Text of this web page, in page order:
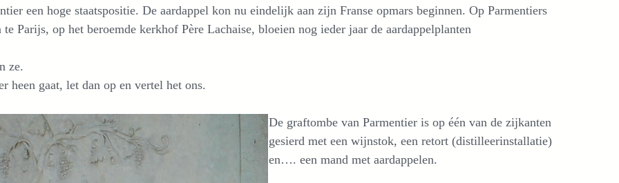
een hoge staatspositie. De aardappel kon nu eindelijk aan zijn Franse opmars beginnen. Op Parmentiers
te Parijs, op het beroemde kerkhof Père Lachaise, bloeien nog ieder jaar de aardappelplanten
ze.
heen gaat, let dan op en vertel het ons.
De graftombe van Parmentier is op één van de zijkanten
gesierd met een wijnstok, een retort (distilleerinstallatie)
en…. een mand met aardappelen.